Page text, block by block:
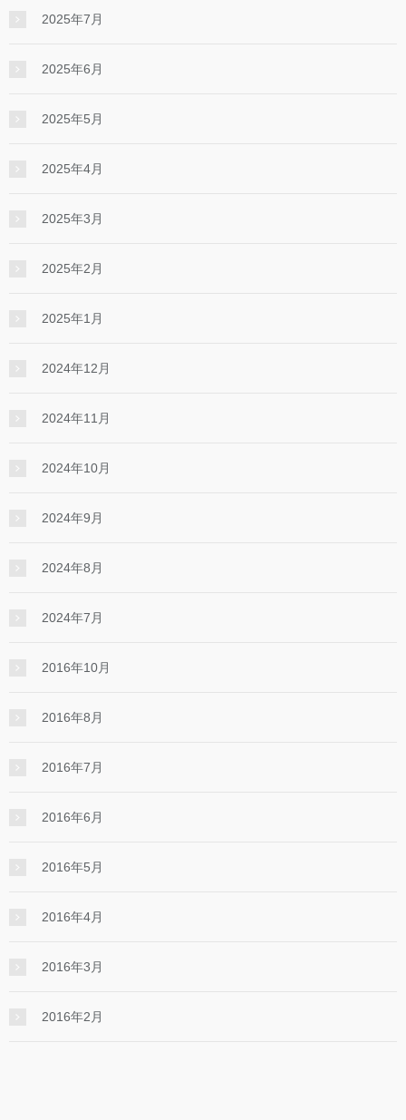
2025年7月
2025年6月
2025年5月
2025年4月
2025年3月
2025年2月
2025年1月
2024年12月
2024年11月
2024年10月
2024年9月
2024年8月
2024年7月
2016年10月
2016年8月
2016年7月
2016年6月
2016年5月
2016年4月
2016年3月
2016年2月